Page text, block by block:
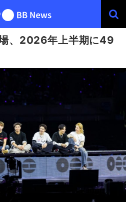
、2026年上半期に49